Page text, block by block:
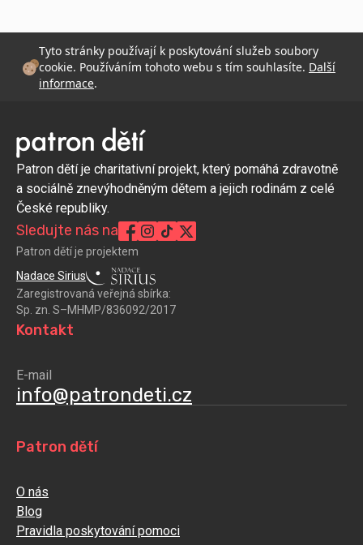
Tyto stránky používají k poskytování služeb soubory
cookie. Používáním tohoto webu s tím souhlasíte. Další
informace.
Patron dětí je charitativní projekt, který pomáhá zdravotně
a sociálně znevýhodněným dětem a jejich rodinám z celé
České republiky.
Sledujte nás na
Patron dětí je projektem
Nadace Sirius
Zaregistrovaná veřejná sbírka:
Sp. zn. S–MHMP/836092/2017
Patron dětí
O nás
Blog
Pravidla poskytování pomoci
Kontakt
E-mail
info@patrondeti.cz